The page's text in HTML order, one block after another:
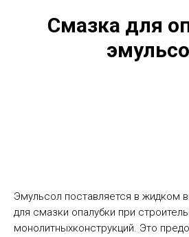
Смазка для
Эмульсол поставляется в жидком
для смазки опалубки при
монолитныхконструкций. Это